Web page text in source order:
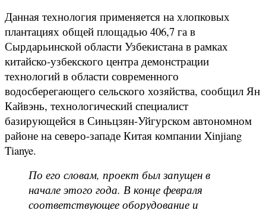
Данная технология применяется на хлопковых
плантациях общей площадью 406,7 га в
Сырдарьинской области Узбекистана в рамках
китайско-узбекского центра демонстрации
технологий в области современного
водосберегающего сельского хозяйства, сообщил Ян
Кайвэнь, технологический специалист
базирующейся в Синьцзян-Уйгурском автономном
районе на северо-западе Китая компании Xinjiang
Tianye.
По его словам, проект был запущен в
начале этого года. В конце февраля
соответствующее оборудование и